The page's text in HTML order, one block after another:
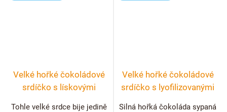
Velké hořké čokoládové
srdíčko s lískovými
Tohle velké srdce bije jedině
Velké hořké čokoládové
srdíčko s lyofilizovanými
Silná hořká čokoláda sypaná